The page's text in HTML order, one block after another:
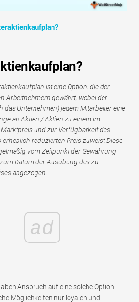
ist eine Option, die der
Arbeitnehmern gewährt, wobei der
das Unternehmen) jedem Mitarbeiter eine
an Aktien / Aktien zu einem im
und zur Verfügbarkeit des
erheblich reduzierten Preis zuweist Diese
vom Zeitpunkt der Gewährung
Datum der Ausübung des zu
abgezogen.
ad
Anspruch auf eine solche Option.
Möglichkeiten nur loyalen und